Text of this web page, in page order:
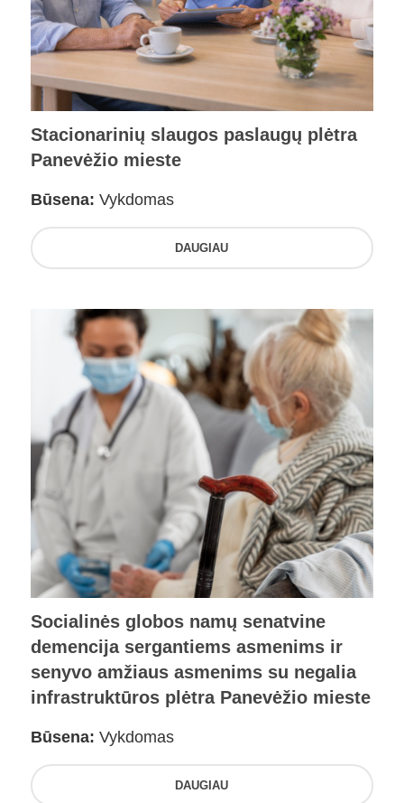
Stacionarinių slaugos paslaugų plėtra
Panevėžio mieste
Būsena: Vykdomas
DAUGIAU
Socialinės globos namų senatvine
demencija sergantiems asmenims ir
senyvo amžiaus asmenims su negalia
infrastruktūros plėtra Panevėžio mieste
Būsena: Vykdomas
DAUGIAU